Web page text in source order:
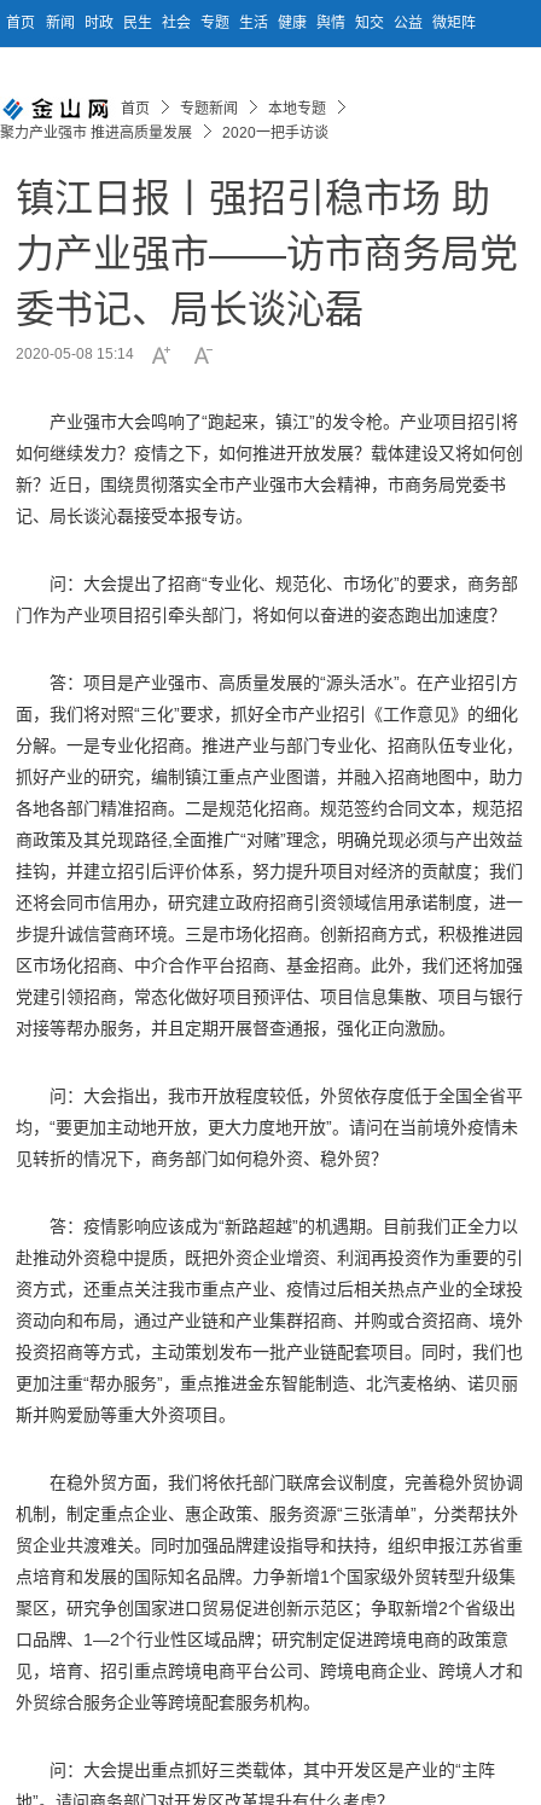
首页 新闻 时政 民生 社会 专题 生活 健康 舆情 知交 公益 微矩阵
首页 专题新闻
本地专题
聚力产业强市 推进高质量发展
2020一把手访谈
镇江日报丨强招引稳市场 助
力产业强市——访市商务局党
委书记、局长谈沁磊
2020-05-08 15:14
产业强市大会鸣响了“跑起来，镇江”的发令枪。产业项目招引将
如何继续发力？疫情之下，如何推进开放发展？载体建设又将如何创
新？近日，围绕贯彻落实全市产业强市大会精神，市商务局党委书
记、局长谈沁磊接受本报专访。
问：大会提出了招商“专业化、规范化、市场化”的要求，商务部
门作为产业项目招引牵头部门，将如何以奋进的姿态跑出加速度？
答：项目是产业强市、高质量发展的“源头活水”。在产业招引方
面，我们将对照“三化”要求，抓好全市产业招引《工作意见》的细化
分解。一是专业化招商。推进产业与部门专业化、招商队伍专业化，
抓好产业的研究，编制镇江重点产业图谱，并融入招商地图中，助力
各地各部门精准招商。二是规范化招商。规范签约合同文本，规范招
商政策及其兑现路径,全面推广“对赌”理念，明确兑现必须与产出效益
挂钩，并建立招引后评价体系，努力提升项目对经济的贡献度；我们
还将会同市信用办，研究建立政府招商引资领域信用承诺制度，进一
步提升诚信营商环境。三是市场化招商。创新招商方式，积极推进园
区市场化招商、中介合作平台招商、基金招商。此外，我们还将加强
党建引领招商，常态化做好项目预评估、项目信息集散、项目与银行
对接等帮办服务，并且定期开展督查通报，强化正向激励。
问：大会指出，我市开放程度较低，外贸依存度低于全国全省平
均，“要更加主动地开放，更大力度地开放”。请问在当前境外疫情未
见转折的情况下，商务部门如何稳外资、稳外贸？
答：疫情影响应该成为“新路超越”的机遇期。目前我们正全力以
赴推动外资稳中提质，既把外资企业增资、利润再投资作为重要的引
资方式，还重点关注我市重点产业、疫情过后相关热点产业的全球投
资动向和布局，通过产业链和产业集群招商、并购或合资招商、境外
投资招商等方式，主动策划发布一批产业链配套项目。同时，我们也
更加注重“帮办服务”，重点推进金东智能制造、北汽麦格纳、诺贝丽
斯并购爱励等重大外资项目。
在稳外贸方面，我们将依托部门联席会议制度，完善稳外贸协调
机制，制定重点企业、惠企政策、服务资源“三张清单”，分类帮扶外
贸企业共渡难关。同时加强品牌建设指导和扶持，组织申报江苏省重
点培育和发展的国际知名品牌。力争新增1个国家级外贸转型升级集
聚区，研究争创国家进口贸易促进创新示范区；争取新增2个省级出
口品牌、1—2个行业性区域品牌；研究制定促进跨境电商的政策意
见，培育、招引重点跨境电商平台公司、跨境电商企业、跨境人才和
外贸综合服务企业等跨境配套服务机构。
问：大会提出重点抓好三类载体，其中开发区是产业的“主阵